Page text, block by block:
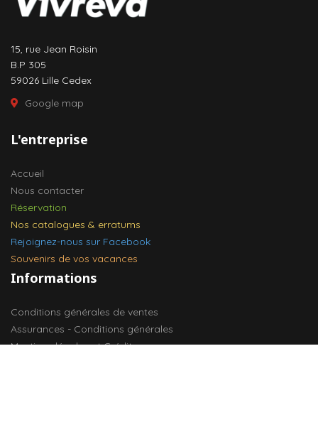
15, rue Jean Roisin
B.P 305
59026 Lille Cedex
Google map
L'entreprise
Accueil
Nous contacter
Réservation
Nos catalogues & erratums
Rejoignez-nous sur Facebook
Souvenirs de vos vacances
Informations
Conditions générales de ventes
Assurances - Conditions générales
Mentions légales et Crédits